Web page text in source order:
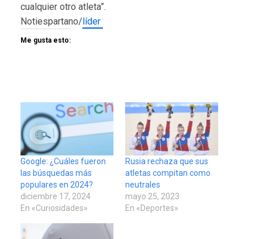
cualquier otro atleta”.
Notiespartano/líder
Me gusta esto:
Google: ¿Cuáles fueron
las búsquedas más
populares en 2024?
diciembre 17, 2024
En «Curiosidades»
Rusia rechaza que sus
atletas compitan como
neutrales
mayo 25, 2023
En «Deportes»